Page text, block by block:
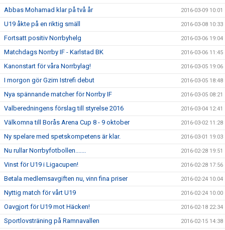
Abbas Mohamad klar på två år 2016-03-09 10:01
U19 åkte på en riktig smäll 2016-03-08 10:33
Fortsatt positiv Norrbyhelg 2016-03-06 19:04
Matchdags Norrby IF - Karlstad BK 2016-03-06 11:45
Kanonstart för våra Norrbylag! 2016-03-05 19:06
I morgon gör Gzim Istrefi debut 2016-03-05 18:48
Nya spännande matcher för Norrby IF 2016-03-05 08:21
Valberedningens förslag till styrelse 2016 2016-03-04 12:41
Välkomna till Borås Arena Cup 8 - 9 oktober 2016-03-02 11:28
Ny spelare med spetskompetens är klar. 2016-03-01 19:03
Nu rullar Norrbyfotbollen....... 2016-02-28 19:51
Vinst för U19 i Ligacupen! 2016-02-28 17:56
Betala medlemsavgiften nu, vinn fina priser 2016-02-24 10:04
Nyttig match för vårt U19 2016-02-24 10:00
Oavgjort för U19 mot Häcken! 2016-02-18 22:34
Sportlovsträning på Ramnavallen 2016-02-15 14:38